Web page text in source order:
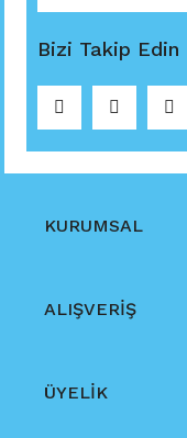
Bizi Takip Edin
KURUMSAL
ALIŞVERİŞ
ÜYELİK